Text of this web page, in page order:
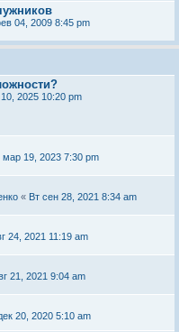
04, 2009 8:45 pm
2025 10:20 pm
мар 19, 2023 7:30 pm
« Вт сен 28, 2021 8:34 am
24, 2021 11:19 am
21, 2021 9:04 am
20, 2020 5:10 am